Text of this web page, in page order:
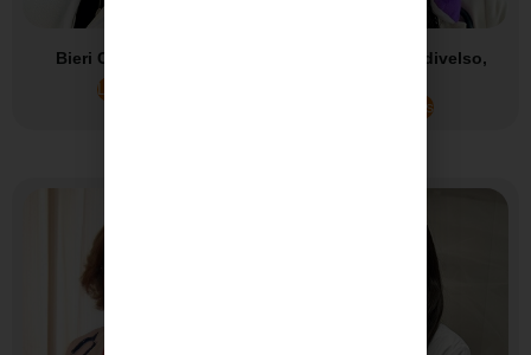
Bieri Cantero, Fany
Leer más
Calderón Mendivelso,
Leer más